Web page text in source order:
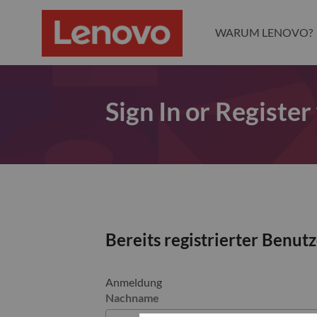
WARUM LENOVO?
Sign In or
Bereits registrierter
Anmeldung
Nachname